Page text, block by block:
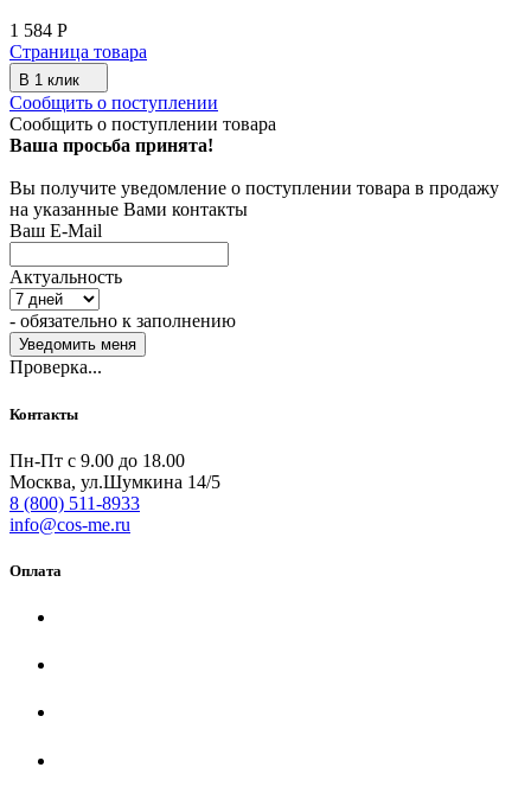
1 584 Р
Страница товара
В 1 клик
Сообщить о поступлении
Сообщить о поступлении товара
Ваша просьба принята!
Вы получите уведомление о поступлении товара в продажу
на указанные Вами контакты
Ваш E-Mail
Актуальность
- обязательно к заполнению
Проверка...
Контакты
Пн-Пт с 9.00 до 18.00
Москва, ул.Шумкина 14/5
8 (800) 511-8933
info@cos-me.ru
Оплата